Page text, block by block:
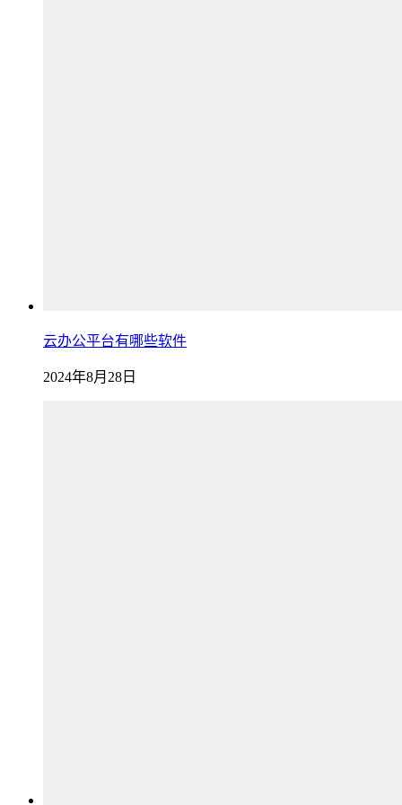
云办公平台有哪些软件
2024年8月28日